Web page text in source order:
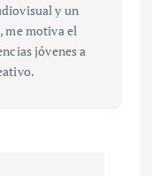
y un
me motiva el
jóvenes a